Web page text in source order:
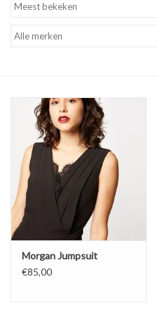
Pakken
Accessoires
Merken
Morgan Jumpsuit
€85,00